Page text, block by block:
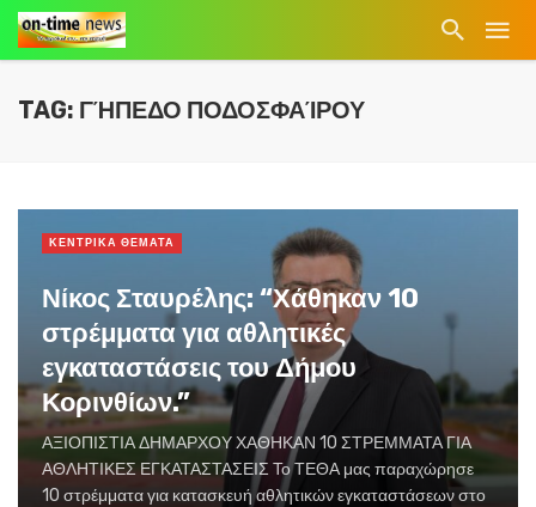
TAG: ΓΉΠΕΔΟ ΠΟΔΟΣΦΑΊΡΟΥ
Νίκος Σταυρέλης: “Χάθηκαν 10
στρέμματα για αθλητικές
εγκαταστάσεις του Δήμου
Κορινθίων.”
ΑΞΙΟΠΙΣΤΙΑ ΔΗΜΑΡΧΟΥ ΧΑΘΗΚΑΝ 10 ΣΤΡΕΜΜΑΤΑ ΓΙΑ
ΑΘΛΗΤΙΚΕΣ ΕΓΚΑΤΑΣΤΑΣΕΙΣ Το ΤΕΘΑ μας παραχώρησε
10 στρέμματα για κατασκευή αθλητικών εγκαταστάσεων στο
ΚΕΝΤΡΙΚΑ ΘΕΜΑΤΑ